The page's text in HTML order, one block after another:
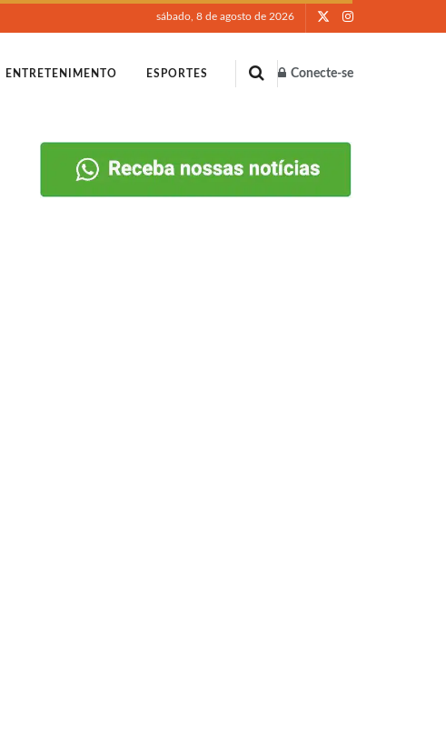
sábado, 8 de agosto de 2026
ENTRETENIMENTO ESPORTES Conecte-se